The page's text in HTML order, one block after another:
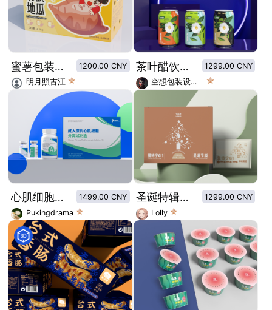
蜜薯包装设计
1200.00 CNY
明月照古江
茶叶醋饮品设计/植物饮品设计
1299.00 CNY
空想包装设计师
心肌细胞试剂盒包装设计
1499.00 CNY
Pukingdrama
圣诞特辑曼特宁挂耳咖啡包装
1299.00 CNY
Lolly